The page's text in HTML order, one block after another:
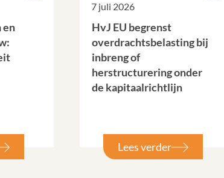
7 juli 2026
HvJ EU begrenst
overdrachtsbelasting bij
inbreng of
herstructurering onder
de kapitaalrichtlijn
Lees verder